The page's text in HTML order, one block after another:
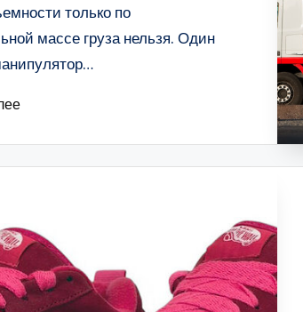
только по
массе груза нельзя. Один